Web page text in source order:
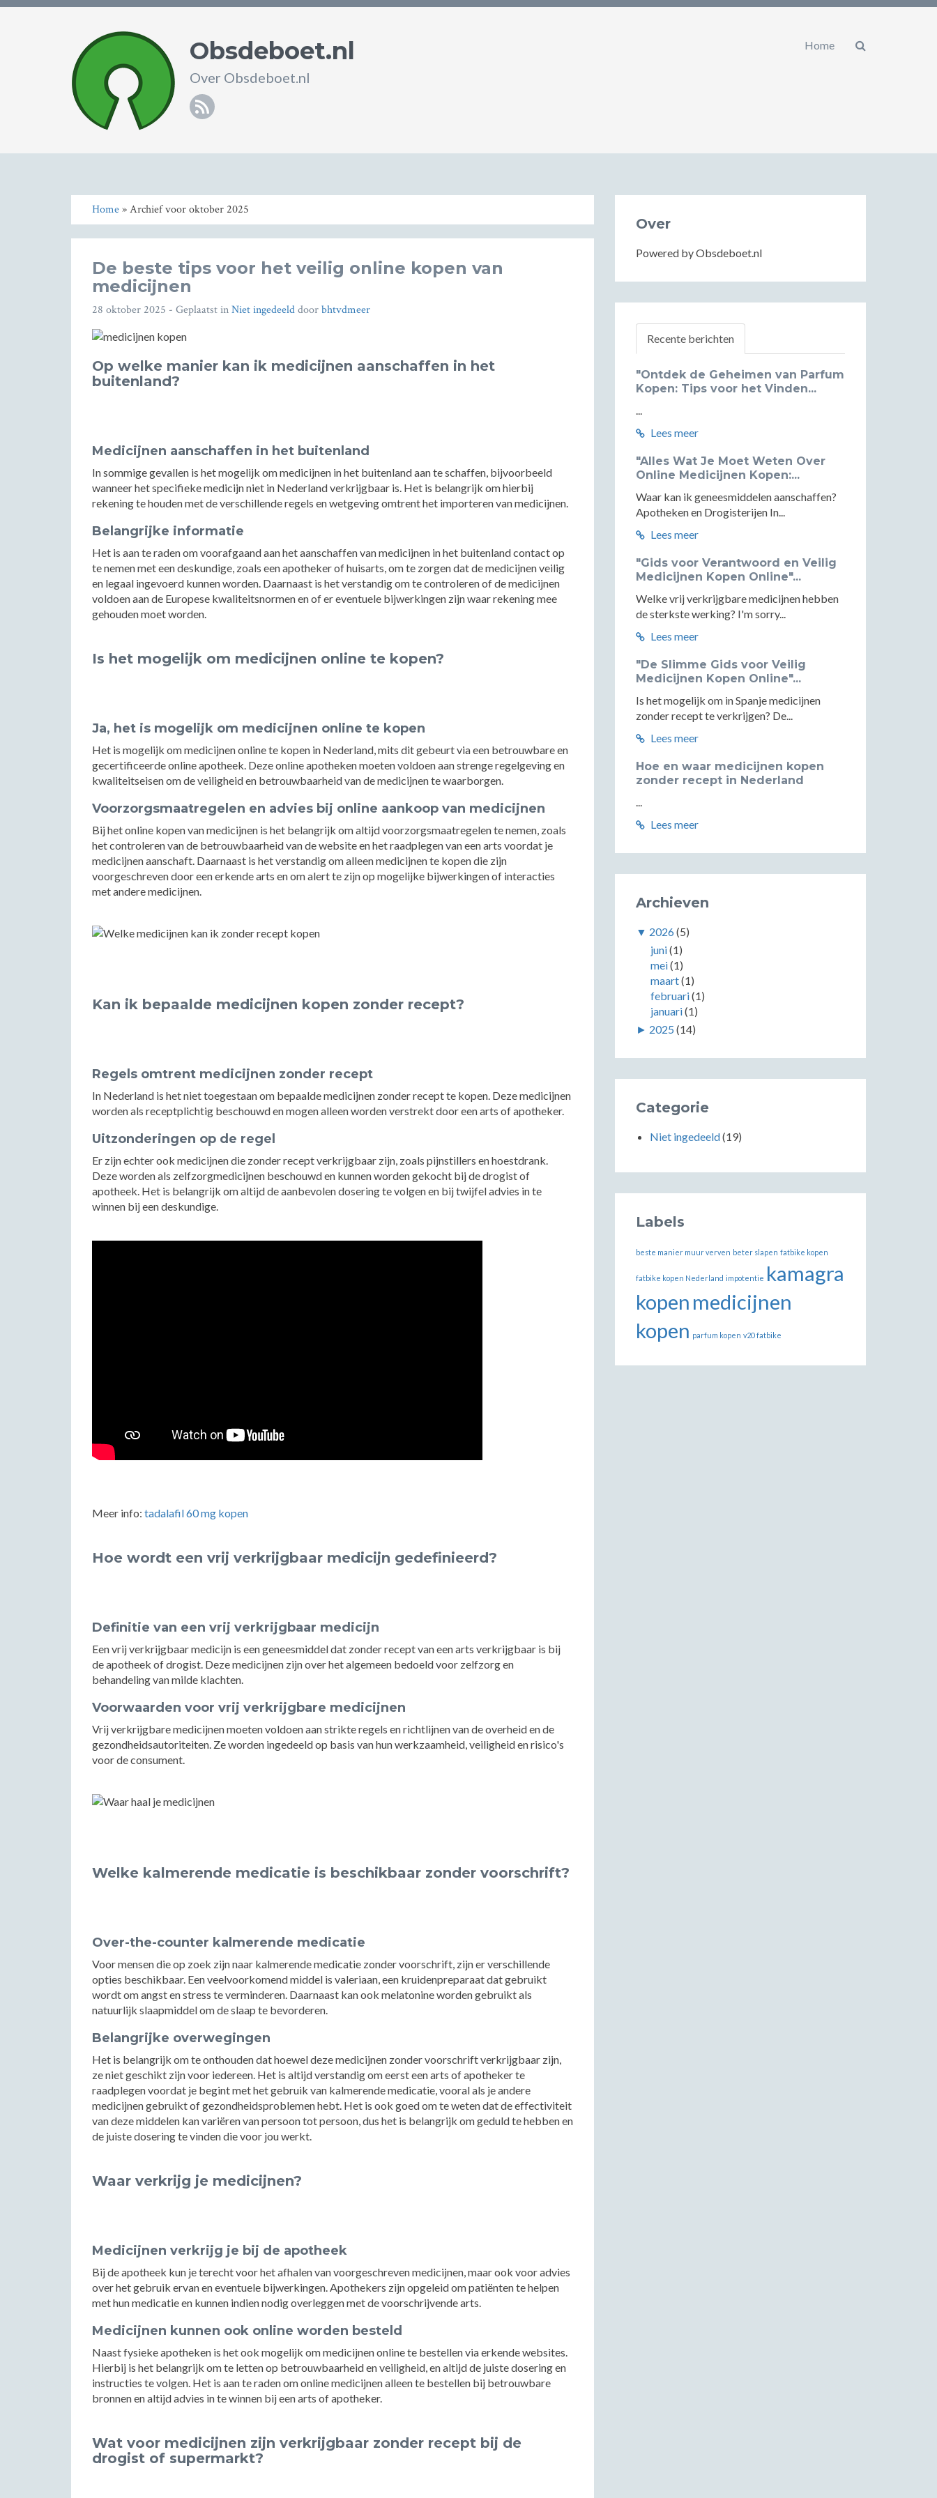
Obsdeboet.nl
Over Obsdeboet.nl
RSS
Home
Home» Archief voor oktober 2025
De beste tips voor het veilig online kopen van
medicijnen
28 oktober 2025 - Geplaatst inNiet ingedeelddoorbhtvdmeer
Op welke manier kan ik medicijnen aanschaffen in het
buitenland?
Medicijnen aanschaffen in het buitenland
In sommige gevallen is het mogelijk om medicijnen in het buitenland aan te schaffen, bijvoorbeeld
wanneer het specifieke medicijn niet in Nederland verkrijgbaar is. Het is belangrijk om hierbij
rekening te houden met de verschillende regels en wetgeving omtrent het importeren van medicijnen.
Belangrijke informatie
Het is aan te raden om voorafgaand aan het aanschaffen van medicijnen in het buitenland contact op
te nemen met een deskundige, zoals een apotheker of huisarts, om te zorgen dat de medicijnen veilig
en legaal ingevoerd kunnen worden. Daarnaast is het verstandig om te controleren of de medicijnen
voldoen aan de Europese kwaliteitsnormen en of er eventuele bijwerkingen zijn waar rekening mee
gehouden moet worden.
Is het mogelijk om medicijnen online te kopen?
Ja, het is mogelijk om medicijnen online te kopen
Het is mogelijk om medicijnen online te kopen in Nederland, mits dit gebeurt via een betrouwbare en
gecertificeerde online apotheek. Deze online apotheken moeten voldoen aan strenge regelgeving en
kwaliteitseisen om de veiligheid en betrouwbaarheid van de medicijnen te waarborgen.
Voorzorgsmaatregelen en advies bij online aankoop van medicijnen
Bij het online kopen van medicijnen is het belangrijk om altijd voorzorgsmaatregelen te nemen, zoals
het controleren van de betrouwbaarheid van de website en het raadplegen van een arts voordat je
medicijnen aanschaft. Daarnaast is het verstandig om alleen medicijnen te kopen die zijn
voorgeschreven door een erkende arts en om alert te zijn op mogelijke bijwerkingen of interacties
met andere medicijnen.
Kan ik bepaalde medicijnen kopen zonder recept?
Regels omtrent medicijnen zonder recept
In Nederland is het niet toegestaan om bepaalde medicijnen zonder recept te kopen. Deze medicijnen
worden als receptplichtig beschouwd en mogen alleen worden verstrekt door een arts of apotheker.
Uitzonderingen op de regel
Er zijn echter ook medicijnen die zonder recept verkrijgbaar zijn, zoals pijnstillers en hoestdrank.
Deze worden als zelfzorgmedicijnen beschouwd en kunnen worden gekocht bij de drogist of
apotheek. Het is belangrijk om altijd de aanbevolen dosering te volgen en bij twijfel advies in te
winnen bij een deskundige.
Meer info: tadalafil 60 mg kopen
Hoe wordt een vrij verkrijgbaar medicijn gedefinieerd?
Definitie van een vrij verkrijgbaar medicijn
Een vrij verkrijgbaar medicijn is een geneesmiddel dat zonder recept van een arts verkrijgbaar is bij
de apotheek of drogist. Deze medicijnen zijn over het algemeen bedoeld voor zelfzorg en
behandeling van milde klachten.
Voorwaarden voor vrij verkrijgbare medicijnen
Vrij verkrijgbare medicijnen moeten voldoen aan strikte regels en richtlijnen van de overheid en de
gezondheidsautoriteiten. Ze worden ingedeeld op basis van hun werkzaamheid, veiligheid en risico's
voor de consument.
Welke kalmerende medicatie is beschikbaar zonder voorschrift?
Over-the-counter kalmerende medicatie
Voor mensen die op zoek zijn naar kalmerende medicatie zonder voorschrift, zijn er verschillende
opties beschikbaar. Een veelvoorkomend middel is valeriaan, een kruidenpreparaat dat gebruikt
wordt om angst en stress te verminderen. Daarnaast kan ook melatonine worden gebruikt als
natuurlijk slaapmiddel om de slaap te bevorderen.
Belangrijke overwegingen
Het is belangrijk om te onthouden dat hoewel deze medicijnen zonder voorschrift verkrijgbaar zijn,
ze niet geschikt zijn voor iedereen. Het is altijd verstandig om eerst een arts of apotheker te
raadplegen voordat je begint met het gebruik van kalmerende medicatie, vooral als je andere
medicijnen gebruikt of gezondheidsproblemen hebt. Het is ook goed om te weten dat de effectiviteit
van deze middelen kan variëren van persoon tot persoon, dus het is belangrijk om geduld te hebben en
de juiste dosering te vinden die voor jou werkt.
Waar verkrijg je medicijnen?
Medicijnen verkrijg je bij de apotheek
Bij de apotheek kun je terecht voor het afhalen van voorgeschreven medicijnen, maar ook voor advies
over het gebruik ervan en eventuele bijwerkingen. Apothekers zijn opgeleid om patiënten te helpen
met hun medicatie en kunnen indien nodig overleggen met de voorschrijvende arts.
Medicijnen kunnen ook online worden besteld
Naast fysieke apotheken is het ook mogelijk om medicijnen online te bestellen via erkende websites.
Hierbij is het belangrijk om te letten op betrouwbaarheid en veiligheid, en altijd de juiste dosering en
instructies te volgen. Het is aan te raden om online medicijnen alleen te bestellen bij betrouwbare
bronnen en altijd advies in te winnen bij een arts of apotheker.
Wat voor medicijnen zijn verkrijgbaar zonder recept bij de
drogist of supermarkt?
Over
Powered by Obsdeboet.nl
Recente berichten
"Ontdek de Geheimen van Parfum
Kopen: Tips voor het Vinden...
...
Lees meer
"Alles Wat Je Moet Weten Over
Online Medicijnen Kopen:...
Waar kan ik geneesmiddelen aanschaffen?
Apotheken en Drogisterijen In...
Lees meer
"Gids voor Verantwoord en Veilig
Medicijnen Kopen Online"...
Welke vrij verkrijgbare medicijnen hebben
de sterkste werking? I'm sorry...
Lees meer
"De Slimme Gids voor Veilig
Medicijnen Kopen Online"...
Is het mogelijk om in Spanje medicijnen
zonder recept te verkrijgen? De...
Lees meer
Hoe en waar medicijnen kopen
zonder recept in Nederland
...
Lees meer
Archieven
▼ 2026(5)
juni(1)
mei(1)
maart(1)
februari(1)
januari(1)
► 2025 (14)
Categorie
Niet ingedeeld(19)
Labels
beste manier muur verven beter slapen fatbike kopen
fatbike kopen Nederland impotentie kamagra
kopen medicijnen
kopen parfum kopen v20 fatbike